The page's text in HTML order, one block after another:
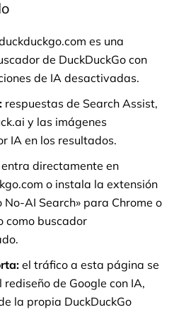
es una
de DuckDuckGo con
de IA desactivadas.
respuestas de Search Assist,
y las imágenes
IA en los resultados.
entra directamente en
o instala la extensión
No-AI Search» para Chrome o
como buscador
el tráfico a esta página se
de Google con IA,
la propia DuckDuckGo